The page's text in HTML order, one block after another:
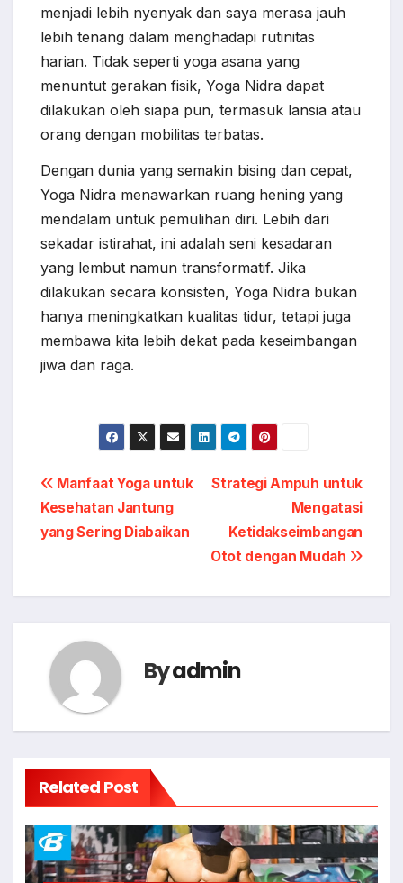
menjadi lebih nyenyak dan saya merasa jauh
lebih tenang dalam menghadapi rutinitas
harian. Tidak seperti yoga asana yang
menuntut gerakan fisik, Yoga Nidra dapat
dilakukan oleh siapa pun, termasuk lansia atau
orang dengan mobilitas terbatas.
Dengan dunia yang semakin bising dan cepat,
Yoga Nidra menawarkan ruang hening yang
mendalam untuk pemulihan diri. Lebih dari
sekadar istirahat, ini adalah seni kesadaran
yang lembut namun transformatif. Jika
dilakukan secara konsisten, Yoga Nidra bukan
hanya meningkatkan kualitas tidur, tetapi juga
membawa kita lebih dekat pada keseimbangan
jiwa dan raga.
Post
navigation
Strategi Ampuh untuk
Mengatasi
Ketidakseimbangan
Otot dengan Mudah
Manfaat Yoga untuk
Kesehatan Jantung
yang Sering Diabaikan
Byadmin
Related Post